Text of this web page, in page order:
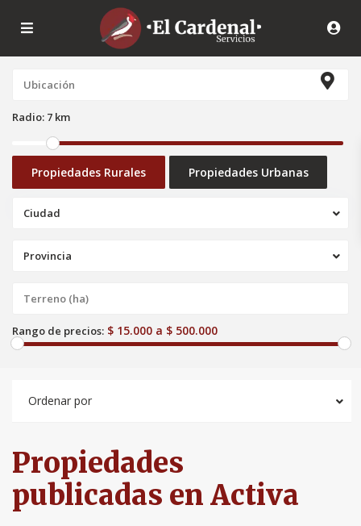
Radio: 7 km
Propiedades Rurales Propiedades Urbanas
Ciudad
Provincia
Rango de precios: $ 15.000 a $ 500.000
Ordenar por
Propiedades
publicadas en Activa
l
P
n
,
P
s
a